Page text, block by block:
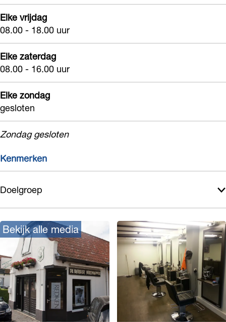
Elke vrijdag
08.00 - 18.00 uur
Elke zaterdag
08.00 - 16.00 uur
Elke zondag
gesloten
Zondag gesloten
Kenmerken
Doelgroep
Bekijk alle media